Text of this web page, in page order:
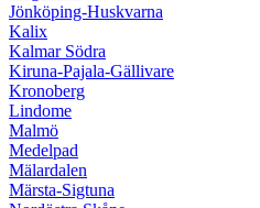
Jönköping-Huskvarna
Kalix
Kalmar Södra
Kiruna-Pajala-Gällivare
Kronoberg
Lindome
Malmö
Medelpad
Mälardalen
Märsta-Sigtuna